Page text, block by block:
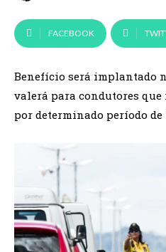
FACEBOOK
Benefício será implantado
valerá para condutores
por determinado período de